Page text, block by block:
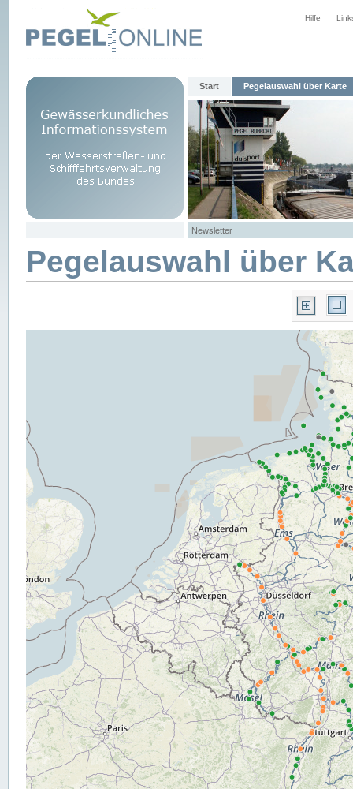
Hilfe
Start Pegelauswahl über Karte
Newsletter
Pegelauswahl über